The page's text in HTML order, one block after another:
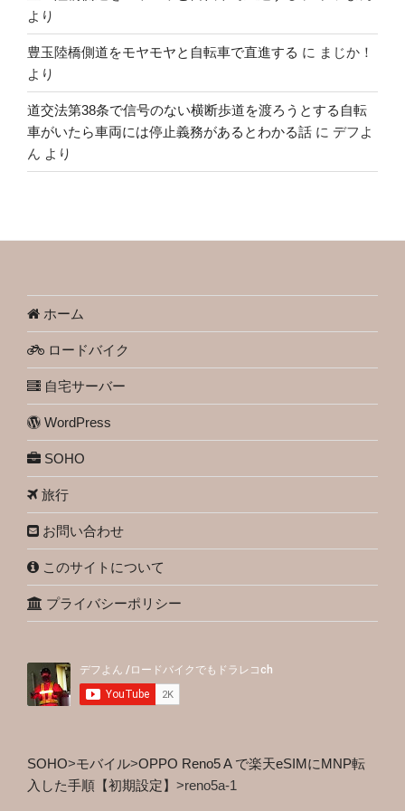
より
豊玉陸橋側道をモヤモヤと自転車で直進する に まじか！
より
道交法第38条で信号のない横断歩道を渡ろうとする自転
車がいたら車両には停止義務があるとわかる話 に デフよ
ん より
ホーム
ロードバイク
自宅サーバー
WordPress
SOHO
旅行
お問い合わせ
このサイトについて
プライバシーポリシー
SOHO>モバイル>OPPO Reno5 A で楽天eSIMにMNP転
入した手順【初期設定】 >reno5a-1